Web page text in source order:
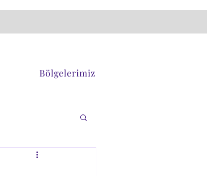
Bölgelerimiz